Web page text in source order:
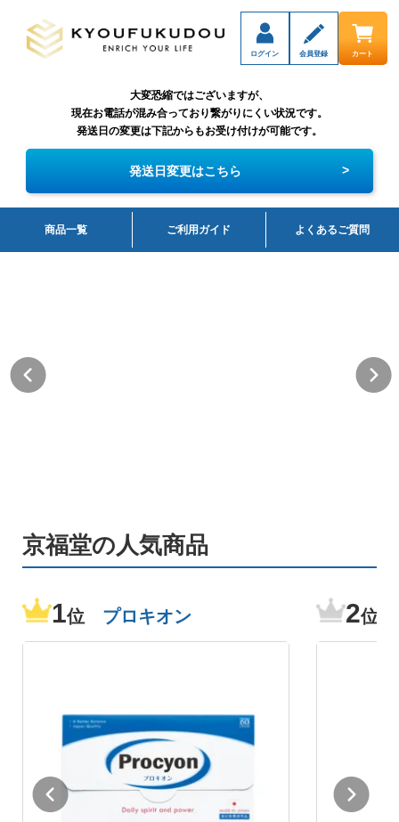
ログイン 会員登録 カート
大変恐縮ではございますが、
現在お電話が混み合っており繋がりにくい状況です。
発送日の変更は下記からもお受け付けが可能です。
発送日変更はこちら >
商品一覧 ご利用ガイド よくあるご質問
京福堂の人気商品
1位 プロキオン 2位